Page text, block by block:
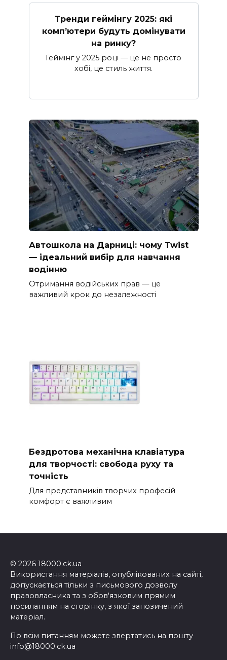
Тренди геймінгу 2025: які
комп’ютери будуть домінувати
на ринку?
Геймінг у 2025 році — це не просто
хобі, це стиль життя.
Автошкола на Дарниці: чому Twist
— ідеальний вибір для навчання
водінню
Отримання водійських прав — це
важливий крок до незалежності
Бездротова механічна клавіатура
для творчості: свобода руху та
точність
Для представників творчих професій
комфорт є важливим
© 2026 18000.ck.ua
Використання матеріалів, опублікованих на сайті,
допускається тільки з письмового дозволу
правовласника та з обов'язковим прямим
посиланням на сторінку, з якої запозичений
матеріал.
По всім питанням можете звертатись на пошту
info@18000.ck.ua